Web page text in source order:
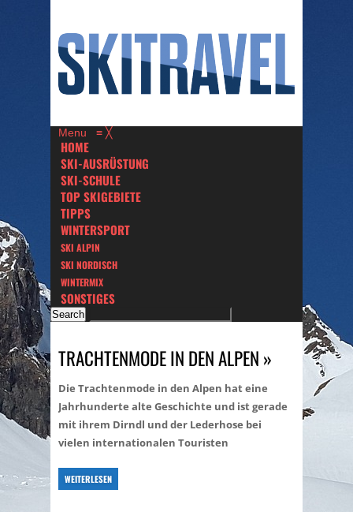
Menu ≡ ╳
HOME
SKI-AUSRÜSTUNG
SKI-SCHULE
TOP SKIGEBIETE
TIPPS
WINTERSPORT
SKI ALPIN
SKI NORDISCH
WINTERMIX
SONSTIGES
TRACHTENMODE IN DEN ALPEN »
Die Trachtenmode in den Alpen hat eine
Jahrhunderte alte Geschichte und ist gerade
mit ihrem Dirndl und der Lederhose bei
vielen internationalen Touristen
WEITERLESEN